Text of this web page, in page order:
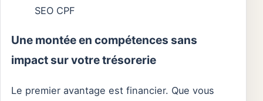
SEO CPF
Une montée en compétences sans
impact sur votre trésorerie
Le premier avantage est financier. Que vous